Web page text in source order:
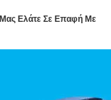
Μας Ελάτε Σε Επαφή Με